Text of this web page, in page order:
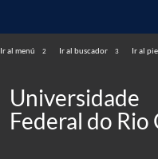
Ir al menú 2 Ir al buscador 3 Ir al
Universidade
Federal do Rio